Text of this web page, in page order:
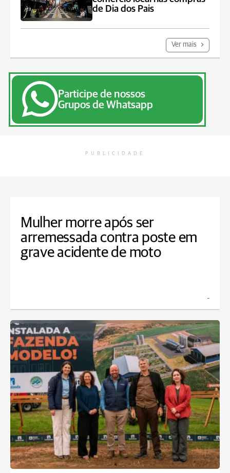
de Dia dos Pais
Ver mais
Participe de nossos
Grupos de Whatsapp
PUBLICIDADE
Mulher morre após ser
arremessada contra poste em
grave acidente de moto